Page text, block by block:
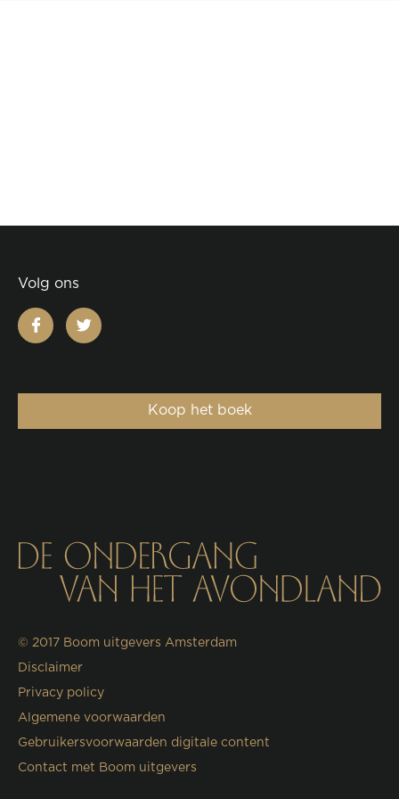
Volg ons
facebooktwitter
Koop het boek
© 2017 Boom uitgevers Amsterdam
Disclaimer
Privacy policy
Algemene voorwaarden
Gebruikersvoorwaarden digitale content
Contact met Boom uitgevers